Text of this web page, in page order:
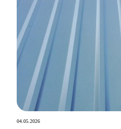
використовується у
спорудження покрівлі,
торгових павільйонів.
знайшов широке
парканів. У таких цілях
використовують
матеріал […]
04.05.2026